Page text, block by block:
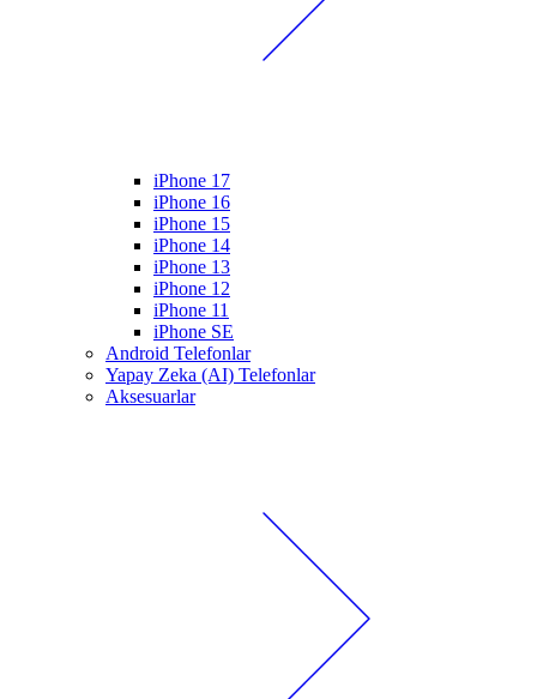
iPhone 17
iPhone 16
iPhone 15
iPhone 14
iPhone 13
iPhone 12
iPhone 11
iPhone SE
Android Telefonlar
Yapay Zeka (AI) Telefonlar
Aksesuarlar